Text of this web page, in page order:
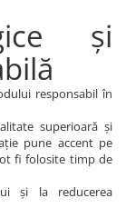
și
responsabil în
superioară și
pune accent pe
fi folosite timp de
și la reducerea